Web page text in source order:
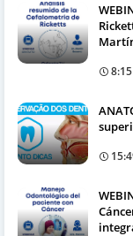
8:15